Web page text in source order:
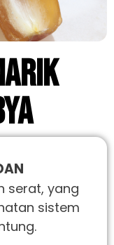
serat, yang
sistem